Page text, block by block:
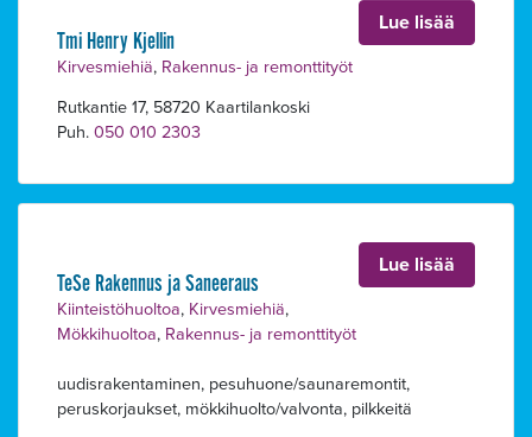
Tmi Henry Kjellin
Kirvesmiehiä, Rakennus- ja remonttityöt
Lue lisää
Rutkantie 17, 58720 Kaartilankoski
Puh.050 010 2303
TeSe Rakennus ja Saneeraus
Kiinteistöhuoltoa, Kirvesmiehiä,
Mökkihuoltoa, Rakennus- ja remonttityöt
Lue lisää
uudisrakentaminen, pesuhuone/saunaremontit,
peruskorjaukset, mökkihuolto/valvonta, pilkkeitä